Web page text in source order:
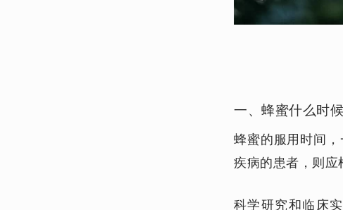
一、蜂蜜什么时
蜂蜜的服用时间
疾病的患者，则应
科学研究和临床